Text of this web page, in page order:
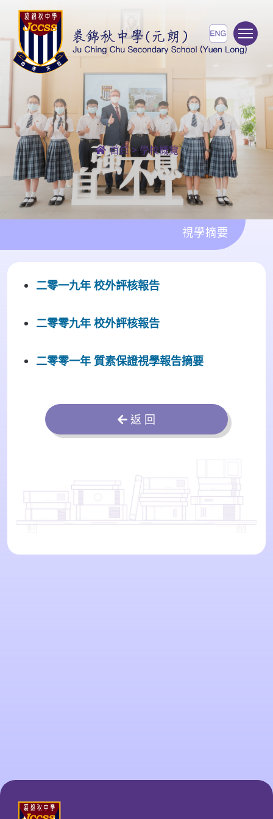
首頁 >學校概覽
視學摘要
二零一九年 校外評核報告
二零零九年 校外評核報告
二零零一年 質素保證視學報告摘要
返 回